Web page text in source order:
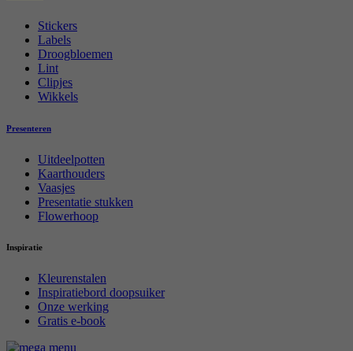
Stickers
Labels
Droogbloemen
Lint
Clipjes
Wikkels
Presenteren
Uitdeelpotten
Kaarthouders
Vaasjes
Presentatie stukken
Flowerhoop
Inspiratie
Kleurenstalen
Inspiratiebord doopsuiker
Onze werking
Gratis e-book